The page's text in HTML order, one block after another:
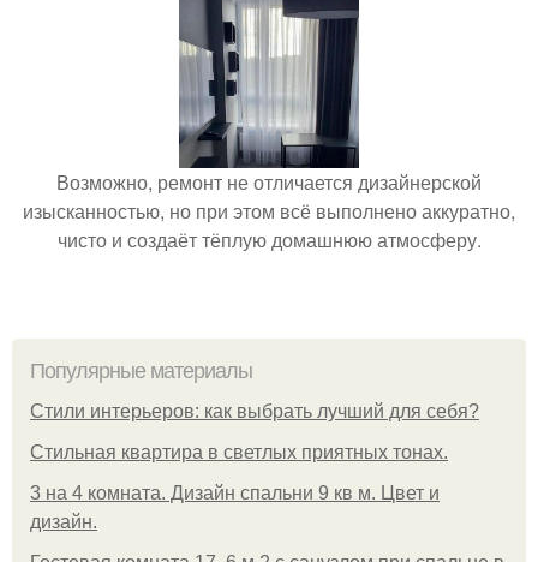
Возможно, ремонт не отличается дизайнерской
изысканностью, но при этом всё выполнено аккуратно,
чисто и создаёт тёплую домашнюю атмосферу.
Популярные материалы
Стили интерьеров: как выбрать лучший для себя?
Стильная квартира в светлых приятных тонах.
3 на 4 комната. Дизайн спальни 9 кв м. Цвет и
дизайн.